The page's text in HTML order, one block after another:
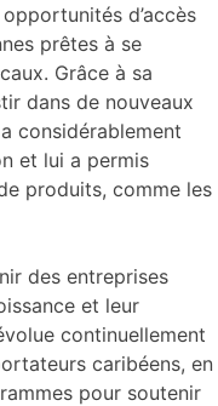
d’accès
prêtes à se
Grâce à sa
dans de nouveaux
considérablement
et lui a permis
produits, comme les
des entreprises
et leur
continuellement
caribéens, en
pour soutenir